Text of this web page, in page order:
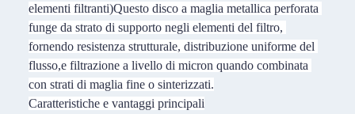
elementi filtranti)Questo disco a maglia metallica perforata
funge da strato di supporto negli elementi del filtro,
fornendo resistenza strutturale, distribuzione uniforme del
flusso,e filtrazione a livello di micron quando combinata
con strati di maglia fine o sinterizzati.
Caratteristiche e vantaggi principali